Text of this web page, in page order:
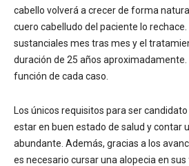
cabello volverá a crecer de forma
cuero cabelludo del paciente lo
sustanciales mes tras mes y el
duración de 25 años
función de cada caso.
Los únicos requisitos para ser
estar en buen estado de salud y contar
abundante. Además, gracias a los
es necesario cursar una alopecia en